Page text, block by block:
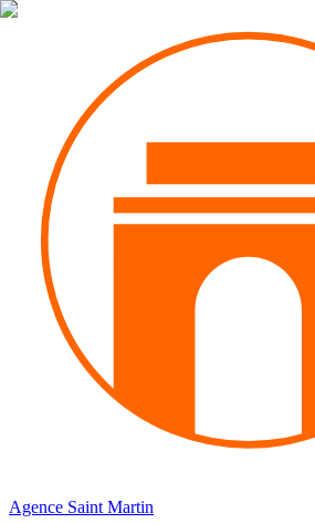
Agence Saint Martin